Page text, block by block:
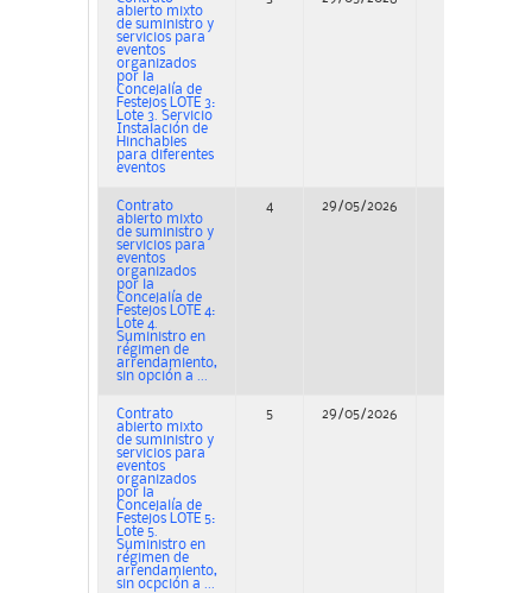
abierto mixto
de suministro y
servicios para
eventos
organizados
por la
Concejalía de
Festejos LOTE 3:
Lote 3. Servicio
Instalación de
Hinchables
para diferentes
eventos
Contrato
abierto mixto
de suministro y
servicios para
eventos
organizados
por la
Concejalía de
Festejos LOTE 4:
Lote 4.
Suministro en
régimen de
arrendamiento,
sin opción a ...
4 29/05/2026
Contrato
abierto mixto
de suministro y
servicios para
eventos
organizados
por la
Concejalía de
Festejos LOTE 5:
Lote 5.
Suministro en
régimen de
arrendamiento,
sin ocpción a ...
5 29/05/2026